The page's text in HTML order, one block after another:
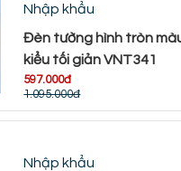
Nhập khẩu
Đèn tường hình tròn
kiểu tối giản VNT341
597.000đ
1.095.000đ
Nhập khẩu